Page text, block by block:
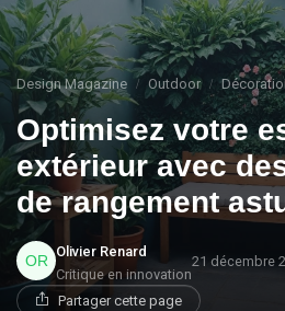
Design Magazine Outdoor
Optimisez votre
extérieur avec
de rangement
Olivier Renard
Critique en innovation
21 décembre
Partager cette page